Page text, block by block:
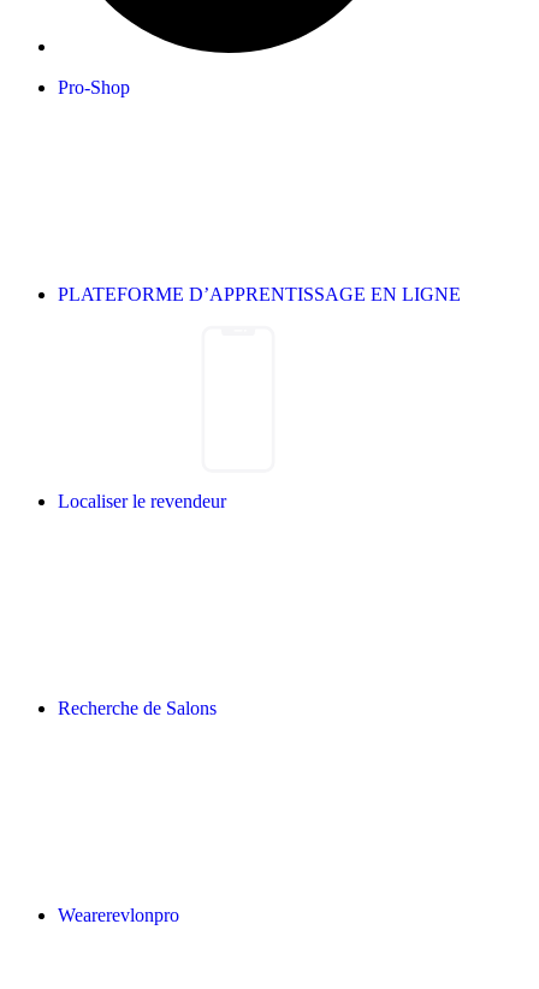
Pro-Shop
PLATEFORME D’APPRENTISSAGE EN LIGNE
Localiser le revendeur
Recherche de Salons
Wearerevlonpro